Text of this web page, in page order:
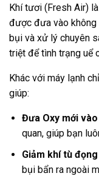
Khí tươi (Fresh Air)
được đưa vào không
bụi và xử lý chuyên
triệt để tình trạng uể
Khác với máy lạnh
giúp:
Đưa Oxy mới
quan, giúp bạn
Giảm khí tù
bụi bẩn ra ngoài